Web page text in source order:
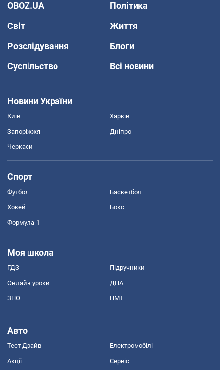
OBOZ.UA
Політика
Світ
Життя
Розслідування
Блоги
Суспільство
Всі новини
Новини України
Київ Харків
Запоріжжя Дніпро
Черкаси
Спорт
Футбол Баскетбол
Хокей Бокс
Формула-1
Моя школа
ГДЗ Підручники
Онлайн уроки ДПА
ЗНО НМТ
Авто
Тест Драйв Електромобілі
Акції Сервіс